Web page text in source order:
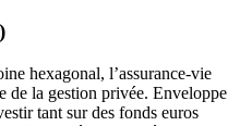
hexagonal, l’assurance-vie
de la gestion privée. Enveloppe
tant sur des fonds euros